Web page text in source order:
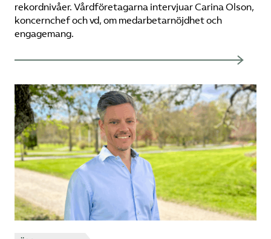
rekordnivåer. Vårdföretagarna intervjuar Carina Olson,
koncernchef och vd, om medarbetarnöjdhet och
engagemang.